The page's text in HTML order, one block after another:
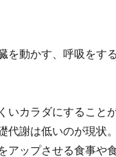
を動かす、呼吸をす
カラダにすること
代謝は低いのが現状
ップさせる食事や